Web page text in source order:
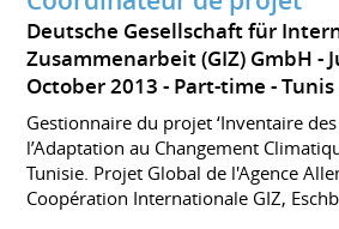
Deutsche Gesellschaft für
Zusammenarbeit (GIZ) GmbH
October 2013 Part-time Tunis
Gestionnaire du projet ‘Inventaire
l’Adaptation au Changement
Tunisie. Projet Global de l'Agence
Coopération Internationale GIZ,